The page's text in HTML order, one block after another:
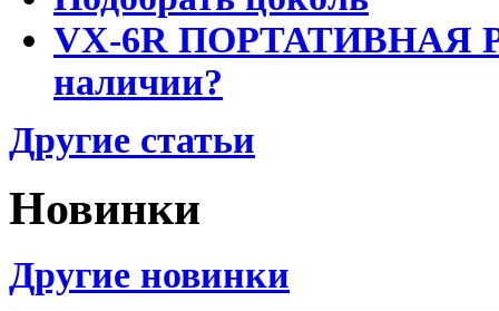
VX-6R ПОРТАТИВНАЯ
наличии?
Другие статьи
Новинки
Другие новинки